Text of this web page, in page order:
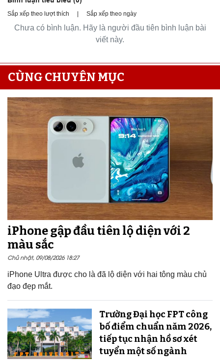
Sắp xếp theo lượt thích | Sắp xếp theo ngày
Chưa có bình luận. Hãy là người đầu tiên bình luận bài
viết này.
CÙNG CHUYÊN MỤC
iPhone gập đầu tiên lộ diện với 2
màu sắc
Chủ nhật, 09/08/2026 18:27
iPhone Ultra được cho là đã lộ diện với hai tông màu chủ
đạo đẹp mắt.
Trường Đại học FPT công
bố điểm chuẩn năm 2026,
tiếp tục nhận hồ sơ xét
tuyển một số ngành